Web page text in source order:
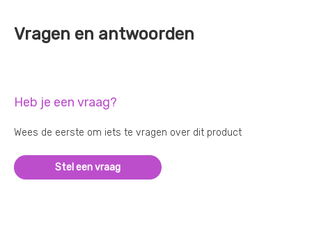
Vragen en antwoorden
Heb je een vraag?
Wees de eerste om iets te vragen over dit product
Stel een vraag